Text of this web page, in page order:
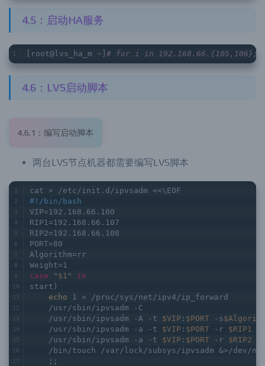
4.5：启动HA服务
[root@lvs_ha_m ~] # for i in 192.168.66.{105,106};
4.6：LVS启动脚本
4.6.1：编写启动脚本
两台LVS节点机器都需要编写LVS脚本
cat > /etc/init.d/ipvsadm <<\EOF
#!/bin/bash
VIP=192.168.66.100
RIP1=192.168.66.107
RIP2=192.168.66.108
PORT=80
Algorithm=rr
Weight=1
case
" $1 "
in
start)
echo 1 > /proc/sys/net/ipv4/ip_forward
    /usr/sbin/ipvsadm -C
    /usr/sbin/ipvsadm -A -t
$VIP : $PORT -s
    /usr/sbin/ipvsadm -a -t
$VIP : $PORT -r $RIP1
    /usr/sbin/ipvsadm -a -t
$VIP : $PORT -r $RIP2
/bin/touch /var/lock/subsys/ipvsadm &>/dev/
    ;;